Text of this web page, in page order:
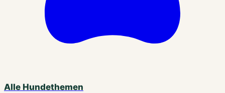
Alle Hundethemen